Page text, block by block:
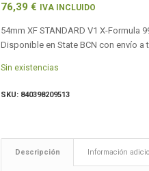
76,39€ IVA INCLUIDO
54mm XF STANDARD V1 X-
Disponible en State BCN con envío a
Sin existencias
SKU: 840398209513
Descripción Información